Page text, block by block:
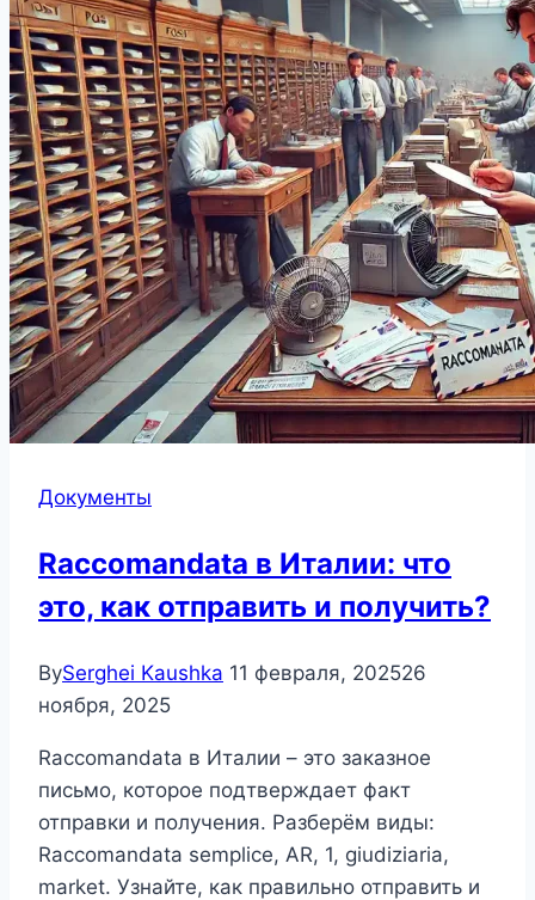
Документы
Raccomandata в Италии: что
это, как отправить и получить?
BySerghei Kaushka 11 февраля, 202526
ноября, 2025
Raccomandata в Италии – это заказное
письмо, которое подтверждает факт
отправки и получения. Разберём виды:
Raccomandata semplice, AR, 1, giudiziaria,
market. Узнайте, как правильно отправить и